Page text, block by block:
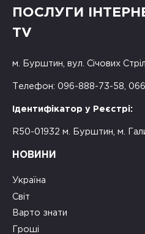
ПОСЛУГИ
TV
м. Бурштин, вул. Січових
Телефон: 096-888-73-58,
Ідентифікатор у Реєстрі:
R50-01932 м. Бурштин, м.
НОВИНИ
Україна
Світ
Варто знати
Гроші